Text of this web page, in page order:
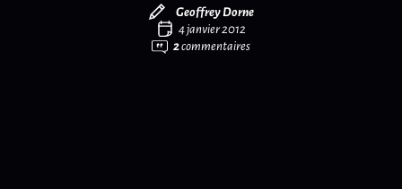
Geoffrey Dorne
4 janvier 2012
2commentaires